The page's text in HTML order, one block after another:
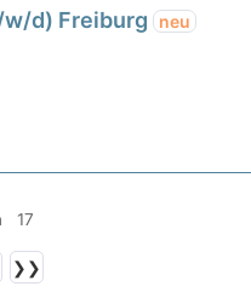
w/d) Freiburg neu
17
❯❯